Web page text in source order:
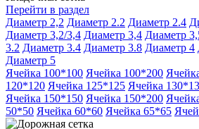
Перейти в раздел
Диаметр 2,2 Диаметр 2.2 Диаметр 2.4
Диаметр 3,2/3,4 Диаметр 3,4 Диаметр
3.2 Диаметр 3.4 Диаметр 3.8 Диаметр 4
Диаметр 5
Ячейка 100*100 Ячейка 100*200
120*120 Ячейка 125*125 Ячейка
Ячейка 150*150 Ячейка 150*200
50*50 Ячейка 60*60 Ячейка 65*65